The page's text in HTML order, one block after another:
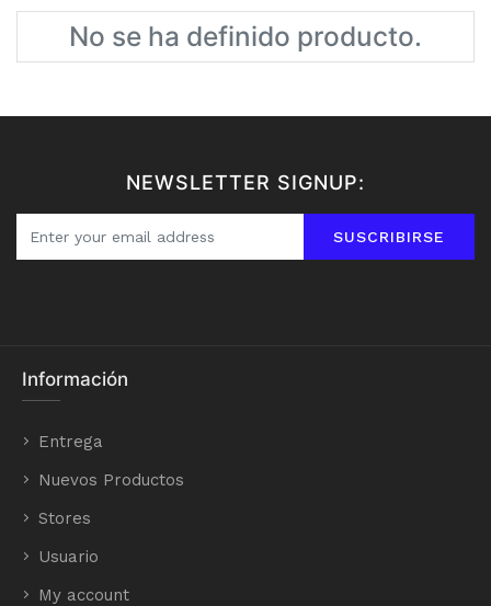
No se ha definido producto.
NEWSLETTER SIGNUP:
SUSCRIBIRSE
Información
Entrega
Nuevos Productos
Stores
Usuario
My account